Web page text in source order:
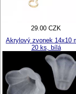
29.00 CZK
Akrylový zvonek 14x10
20 ks, bílá